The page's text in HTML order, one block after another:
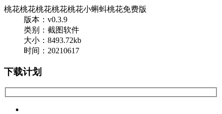
桃花桃花桃花桃花桃花小蝌蚪桃花免费版
版本：v0.3.9
类别：截图软件
大小：8493.72kb
时间：20210617
下载计划